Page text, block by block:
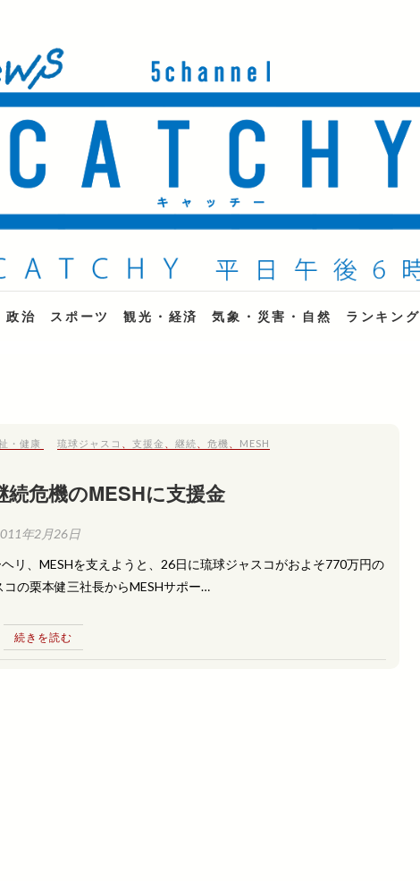
政治 スポーツ 観光・経済 気象・災害・自然 ランキング
・健康 琉球ジャスコ 、支援金 、継続 、危機 MESH
危機のMESHに支援金
年2月26日
リ、MESHを支えようと、26日に琉球ジャスコがおよそ770万円の
の栗本健三社長からMESHサポー…
続きを読む